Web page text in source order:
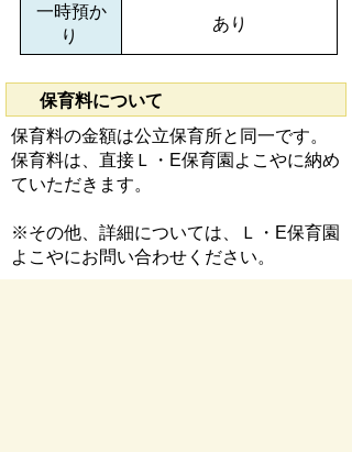
一時預か
り
あり
保育料について
保育料の金額は公立保育所と同一です。
保育料は、直接Ｌ・E保育園よこやに納め
ていただきます。
※その他、詳細については、Ｌ・E保育園
よこやにお問い合わせください。